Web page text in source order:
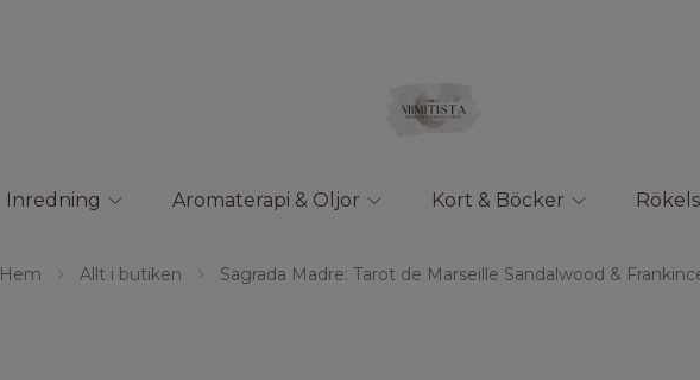
Inredning Aromaterapi & Oljor Kort & Böcker
Hem Allt i butiken Sagrada Madre: Tarot de Marseille Sandalwood &